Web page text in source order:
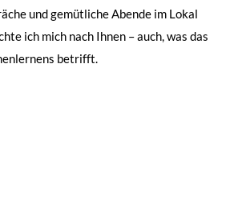
und gemütliche Abende im Lokal
ich mich nach Ihnen – auch, was das
betrifft.